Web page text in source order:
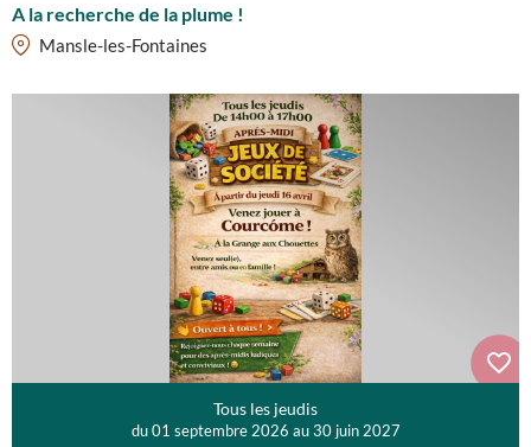
A la recherche de la plume !
Mansle-les-Fontaines
Tous les jeudis
du 01 septembre 2026 au 30 juin 2027